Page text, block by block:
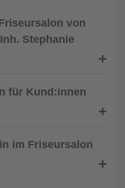
von
Stephanie
für Kund:innen
im Friseursalon